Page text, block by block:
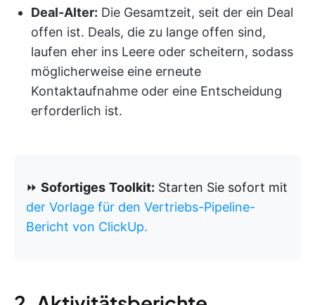
Deal-Alter: Die Gesamtzeit, seit der ein Deal
offen ist. Deals, die zu lange offen sind,
laufen eher ins Leere oder scheitern, sodass
möglicherweise eine erneute
Kontaktaufnahme oder eine Entscheidung
erforderlich ist.
⏩ Sofortiges Toolkit: Starten Sie sofort mit
der Vorlage für den Vertriebs-Pipeline-
Bericht von ClickUp.